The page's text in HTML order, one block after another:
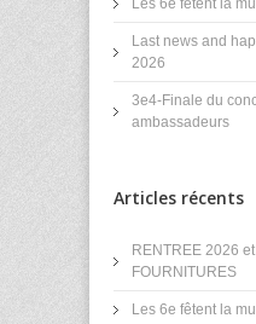
Les 6e fêtent la
Last news and
2026
3e4-Finale du
ambassadeurs
Articles récents
RENTREE 2026
FOURNITURES
Les 6e fêtent la